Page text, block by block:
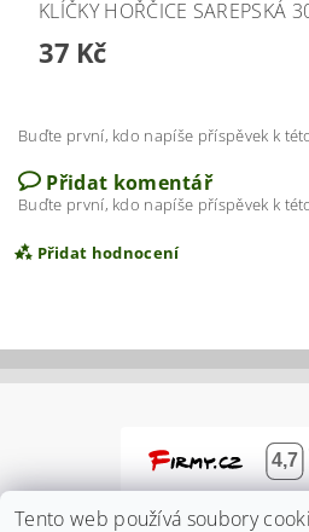
KLÍČKY HOŘČICE SAREPSKÁ
37 Kč
Buďte první, kdo napíše příspěvek k
Přidat komentář
Buďte první, kdo napíše příspěvek k
Přidat hodnocení
Tento web používá soubory